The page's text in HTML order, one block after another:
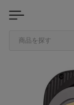
商品を探す
カテゴリから探す
ブランドから探す